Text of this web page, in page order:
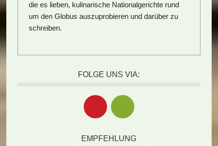
die es lieben, kulinarische Nationalgerichte rund
um den Globus auszuprobieren und darüber zu
schreiben.
FOLGE UNS VIA:
EMPFEHLUNG